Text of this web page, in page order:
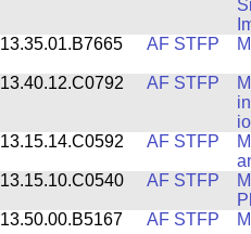
13.35.01.B7665
AF STFP
13.40.12.C0792 AF STFP
13.15.14.C0592
AF STFP
13.15.10.C0540
AF STFP
13.50.00.B5167
AF STFP